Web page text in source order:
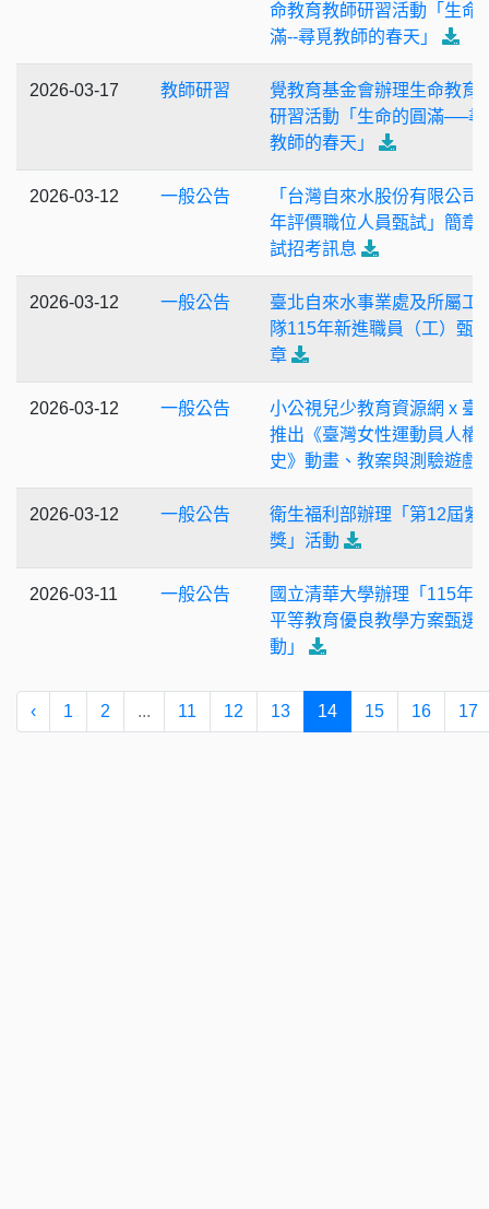
命教育教師研習活動「生命
滿--尋覓教師的春天」
2026-03-17 教師研習
覺教育基金會辦理生命教育
研習活動「生命的圓滿──尋
教師的春天」
2026-03-12 一般公告
「台灣自來水股份有限公司
年評價職位人員甄試」簡章
試招考訊息
2026-03-12 一般公告
臺北自來水事業處及所屬工
隊115年新進職員（工）甄
章
2026-03-12 一般公告
小公視兒少教育資源網 x 臺
推出《臺灣女性運動員人權
史》動畫、教案與測驗遊戲
2026-03-12 一般公告
衛生福利部辦理「第12屆紫
獎」活動
2026-03-11 一般公告
國立清華大學辦理「115年
平等教育優良教學方案甄選
動」
‹ 1 2 ... 11 12 13 14 15 16 17